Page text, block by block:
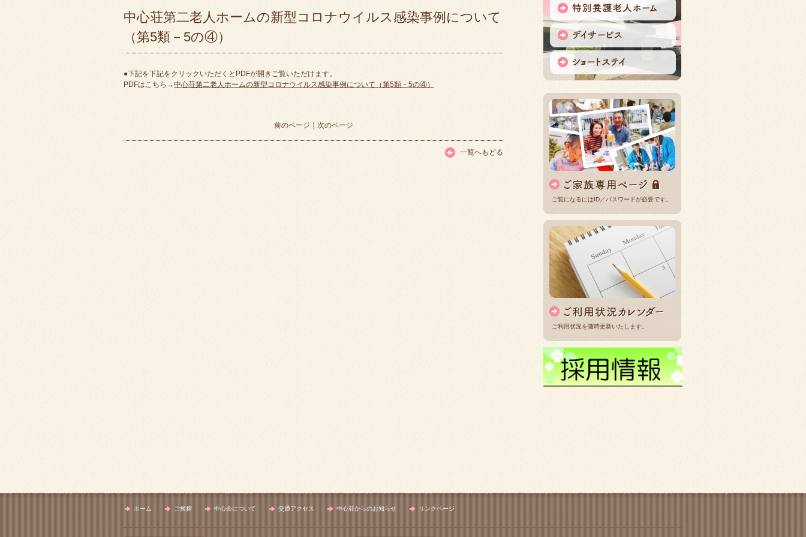
中心荘第二老人ホームの新型コロナウイルス感染事例について
（第5類－5の④）
●下記を下記をクリックいただくとPDFが開きご覧いただけます。
PDFはこちら→中心荘第二老人ホームの新型コロナウイルス感染事例について（第5類－5の④）
前のページ 次のページ
一覧へもどる
ご覧になるにはID／パスワードが必要です。
ご利用状況を随時更新いたします。
ホーム ご挨拶 中心会について 交通アクセス 中心荘からのお知らせ リンクページ